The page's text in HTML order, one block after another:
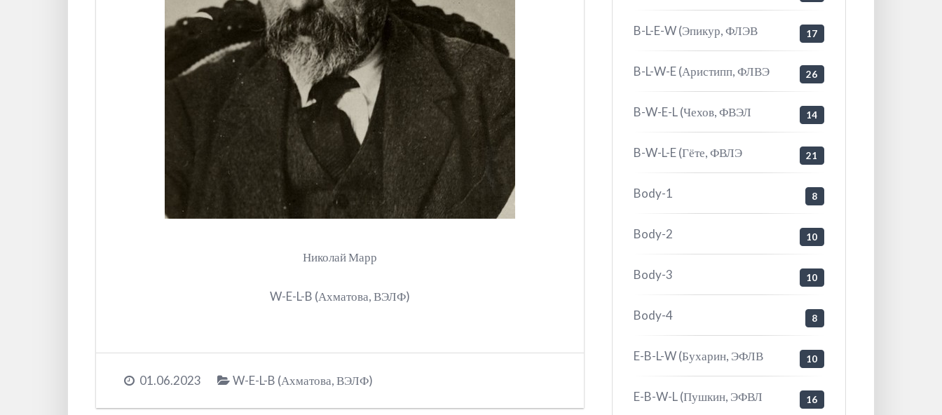
Николай Марр
W-E-L-B (Ахматова, ВЭЛФ)
01.06.2023 W-E-L-B (Ахматова, ВЭЛФ)
B-L-E-W (Эпикур, ФЛЭВ 17
B-L-W-E (Аристипп, ФЛВЭ 26
B-W-E-L (Чехов, ФВЭЛ 14
B-W-L-E (Гёте, ФВЛЭ 21
Body-1 8
Body-2 10
Body-3 10
Body-4 8
E-B-L-W (Бухарин, ЭФЛВ 10
E-B-W-L (Пушкин, ЭФВЛ 16